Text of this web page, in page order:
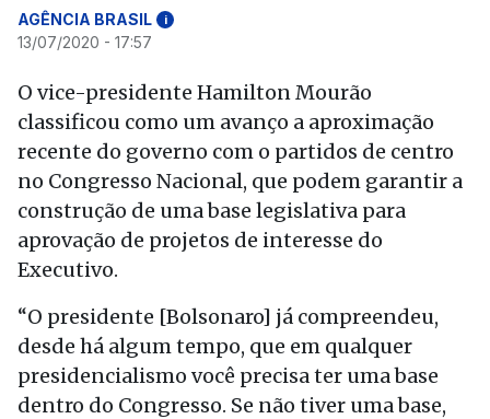
AGÊNCIA BRASIL i
13/07/2020 - 17:57
O vice-presidente Hamilton Mourão
classificou como um avanço a aproximação
recente do governo com o partidos de centro
no Congresso Nacional, que podem garantir a
construção de uma base legislativa para
aprovação de projetos de interesse do
Executivo.
“O presidente [Bolsonaro] já compreendeu,
desde há algum tempo, que em qualquer
presidencialismo você precisa ter uma base
dentro do Congresso. Se não tiver uma base,